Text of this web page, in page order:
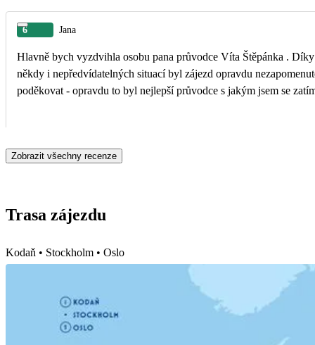
6 Jana
Hlavně bych vyzdvihla osobu pana průvodce Víta Štěpánka .
někdy i nepředvídatelných situací byl zájezd opravdu
poděkovat - opravdu to byl nejlepší průvodce s jakým jsem se
Zobrazit všechny recenze
Trasa zájezdu
Kodaň • Stockholm • Oslo